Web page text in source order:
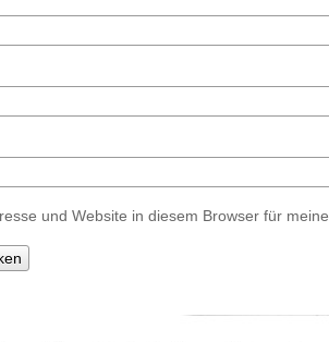
und Website in diesem Browser für